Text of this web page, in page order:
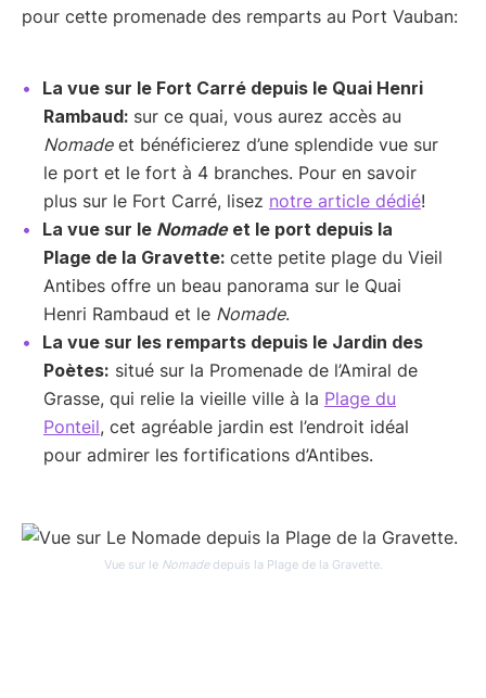
pour cette promenade des remparts au Port Vauban:
La vue sur le Fort Carré depuis le Quai Henri
Rambaud: sur ce quai, vous aurez accès au
Nomadeet bénéficierez d’une splendide vue sur
le port et le fort à 4 branches. Pour en savoir
plus sur le Fort Carré, lisez notre article dédié!
La vue sur le Nomadeet le port depuis la
Plage de la Gravette: cette petite plage du Vieil
Antibes offre un beau panorama sur le Quai
Henri Rambaud et le Nomade.
La vue sur les remparts depuis le Jardin des
Poètes: situé sur la Promenade de l’Amiral de
Grasse, qui relie la vieille ville à la Plage du
Ponteil, cet agréable jardin est l’endroit idéal
pour admirer les fortifications d’Antibes.
Vue sur le Nomadedepuis la Plage de la Gravette.